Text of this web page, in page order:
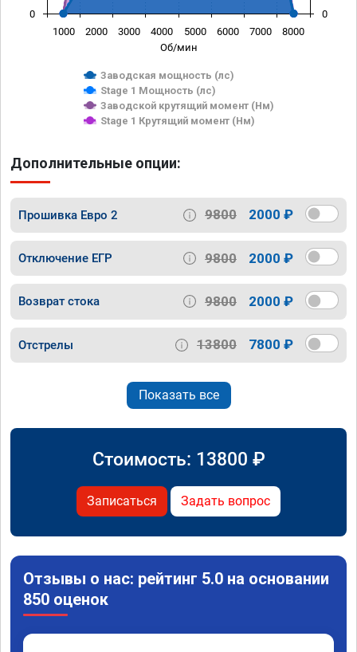
Об/мин
Заводская мощность (лс)
Stage 1 Мощность (лс)
Заводской крутящий момент (Нм)
Stage 1 Крутящий момент (Нм)
1000 2000 3000 4000 5000 6000 7000 8000
0 0
Дополнительные опции:
Прошивка Евро 2 9800 2000 ₽
Отключение ЕГР 9800 2000 ₽
Возврат стока 9800 2000 ₽
Отстрелы 13800 7800 ₽
Показать все
Стоимость: 13800 ₽
Записаться Задать вопрос
Отзывы о нас: рейтинг 5.0 на основании
850 оценок